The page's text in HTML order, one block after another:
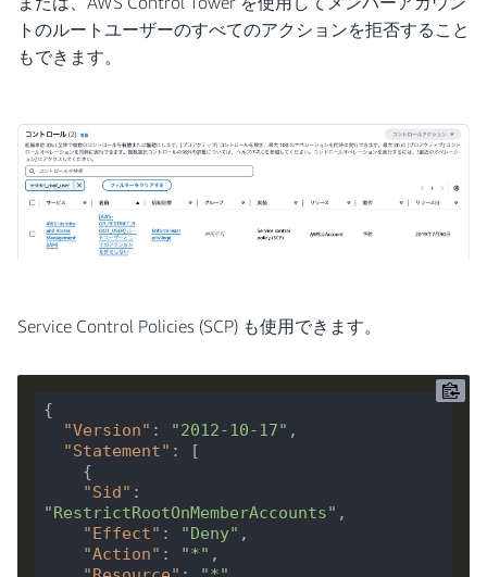
トのルートユーザーのすべてのアクションを拒否すること
もできます。
Service Control Policies (SCP) も使用できます。
"Version" : "2012-10-17"
"Statement"
"Sid"
"RestrictRootOnMemberAccounts"
"Effect" : "Deny"
"Action" : "*"